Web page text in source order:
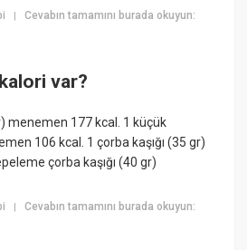
|Cevabın tamamını burada okuyun:
var?
menemen 177 kcal. 1 küçük
106 kcal. 1 çorba kaşığı (35 gr)
çorba kaşığı (40 gr)
|Cevabın tamamını burada okuyun: